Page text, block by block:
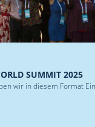
SUMMIT 2025
wir in diesem Format